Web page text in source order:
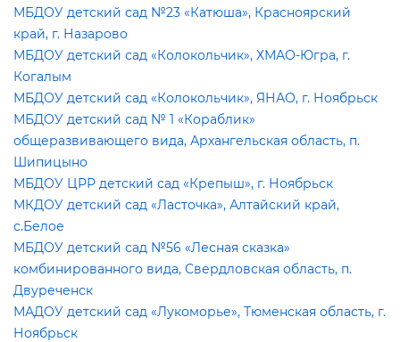
МБДОУ детский сад №23 «Катюша», Красноярский
край, г. Назарово
МБДОУ детский сад «Колокольчик», ХМАО-Югра, г.
Когалым
МБДОУ детский сад «Колокольчик», ЯНАО, г. Ноябрьск
МБДОУ детский сад № 1 «Кораблик»
общеразвивающего вида, Архангельская область, п.
Шипицыно
МБДОУ ЦРР детский сад «Крепыш», г. Ноябрьск
МКДОУ детский сад «Ласточка», Алтайский край,
с.Белое
МБДОУ детский сад №56 «Лесная сказка»
комбинированного вида, Свердловская область, п.
Двуреченск
МАДОУ детский сад «Лукоморье», Тюменская область, г.
Ноябрьск